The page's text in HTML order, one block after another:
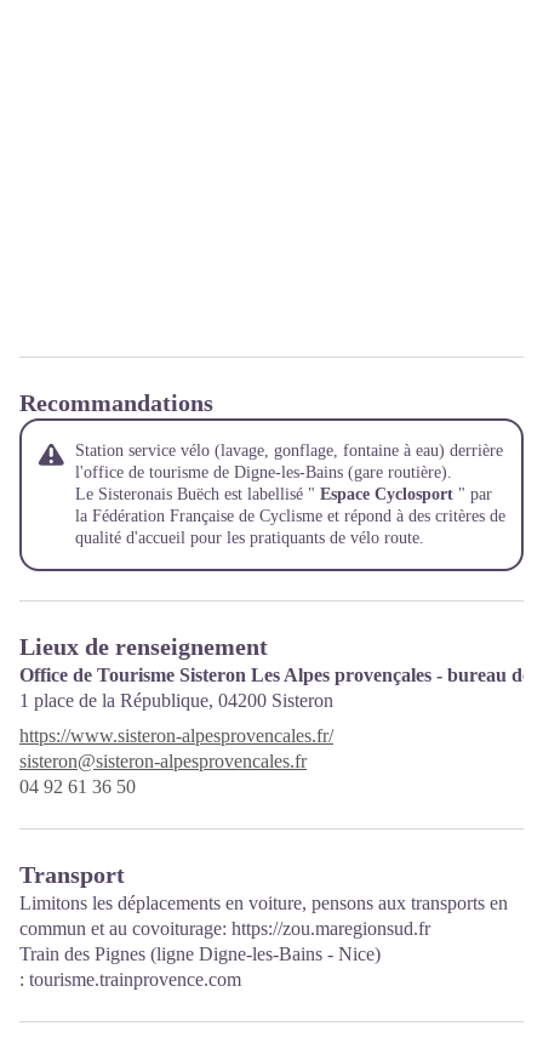
Recommandations
Station service vélo (lavage, gonflage, fontaine à eau) derrière
l'office de tourisme de Digne-les-Bains (gare routière).
Le Sisteronais Buëch est labellisé " Espace Cyclosport " par
la Fédération Française de Cyclisme et répond à des critères de
qualité d'accueil pour les pratiquants de vélo route.
Lieux de renseignement
Office de Tourisme Sisteron Les Alpes provençales - bureau de
1 place de la République, 04200 Sisteron
https://www.sisteron-alpesprovencales.fr/
sisteron@sisteron-alpesprovencales.fr
04 92 61 36 50
Transport
Limitons les déplacements en voiture, pensons aux transports en
commun et au covoiturage: https://zou.maregionsud.fr
Train des Pignes (ligne Digne-les-Bains - Nice)
: tourisme.trainprovence.com